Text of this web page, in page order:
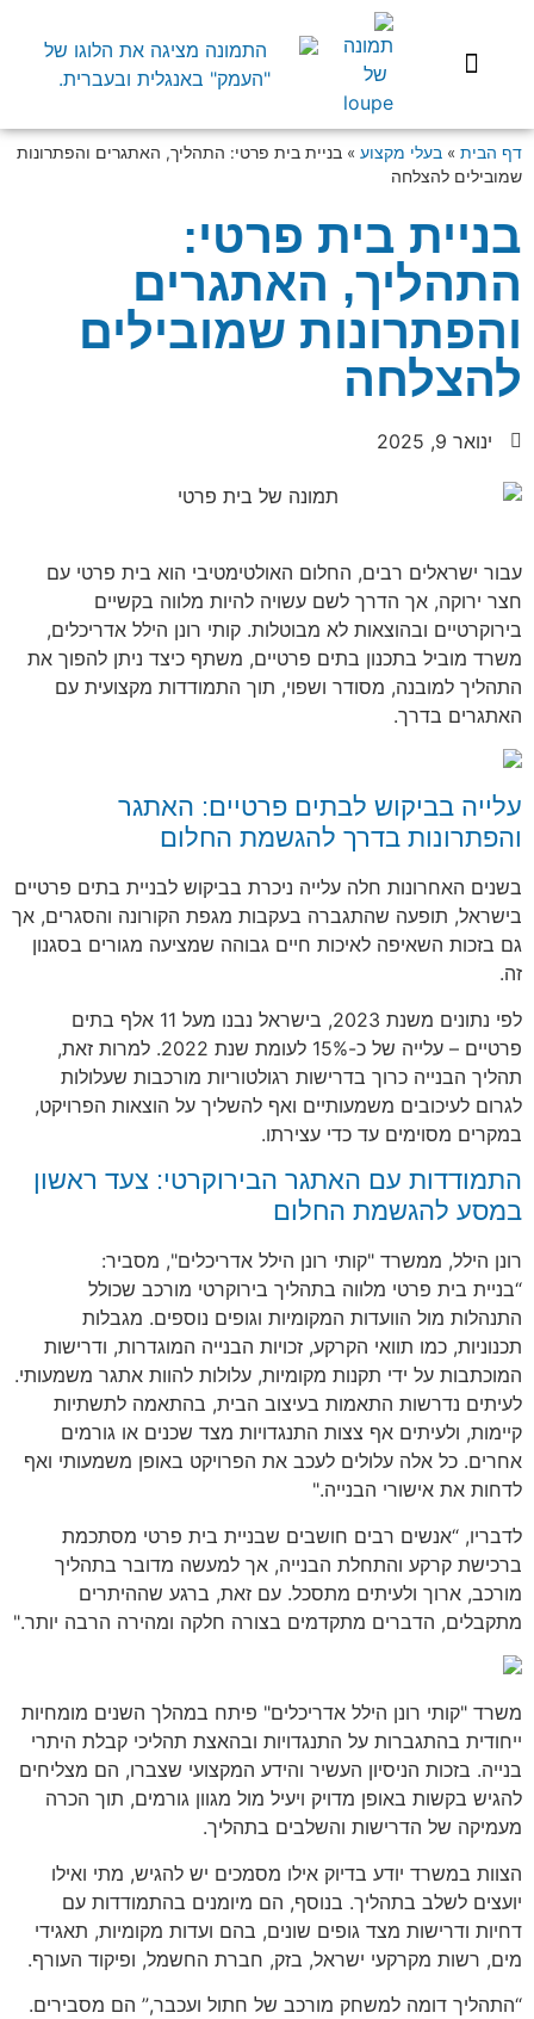
דף הבית » בעלי מקצוע » בניית בית פרטי: התהליך, האתגרים והפתרונות
שמובילים להצלחה
בניית בית פרטי:
התהליך, האתגרים
והפתרונות שמובילים
להצלחה
ינואר 9, 2025
עבור ישראלים רבים, החלום האולטימטיבי הוא בית פרטי עם
חצר ירוקה, אך הדרך לשם עשויה להיות מלווה בקשיים
בירוקרטיים ובהוצאות לא מבוטלות. קותי רונן הילל אדריכלים,
משרד מוביל בתכנון בתים פרטיים, משתף כיצד ניתן להפוך את
התהליך למובנה, מסודר ושפוי, תוך התמודדות מקצועית עם
האתגרים בדרך.
עלייה בביקוש לבתים פרטיים: האתגר
והפתרונות בדרך להגשמת החלום
בשנים האחרונות חלה עלייה ניכרת בביקוש לבניית בתים פרטיים
בישראל, תופעה שהתגברה בעקבות מגפת הקורונה והסגרים, אך
גם בזכות השאיפה לאיכות חיים גבוהה שמציעה מגורים בסגנון
זה.
לפי נתונים משנת 2023, בישראל נבנו מעל 11 אלף בתים
פרטיים – עלייה של כ-15% לעומת שנת 2022. למרות זאת,
תהליך הבנייה כרוך בדרישות רגולטוריות מורכבות שעלולות
לגרום לעיכובים משמעותיים ואף להשליך על הוצאות הפרויקט,
במקרים מסוימים עד כדי עצירתו.
התמודדות עם האתגר הבירוקרטי: צעד ראשון
במסע להגשמת החלום
רונן הילל, ממשרד "קותי רונן הילל אדריכלים", מסביר:
“בניית בית פרטי מלווה בתהליך בירוקרטי מורכב שכולל
התנהלות מול הוועדות המקומיות וגופים נוספים. מגבלות
תכנוניות, כמו תוואי הקרקע, זכויות הבנייה המוגדרות, ודרישות
המוכתבות על ידי תקנות מקומיות, עלולות להוות אתגר משמעותי.
לעיתים נדרשות התאמות בעיצוב הבית, בהתאמה לתשתיות
קיימות, ולעיתים אף צצות התנגדויות מצד שכנים או גורמים
אחרים. כל אלה עלולים לעכב את הפרויקט באופן משמעותי ואף
לדחות את אישורי הבנייה."
לדבריו, “אנשים רבים חושבים שבניית בית פרטי מסתכמת
ברכישת קרקע והתחלת הבנייה, אך למעשה מדובר בתהליך
מורכב, ארוך ולעיתים מתסכל. עם זאת, ברגע שההיתרים
מתקבלים, הדברים מתקדמים בצורה חלקה ומהירה הרבה יותר."
משרד "קותי רונן הילל אדריכלים" פיתח במהלך השנים מומחיות
ייחודית בהתגברות על התנגדויות ובהאצת תהליכי קבלת היתרי
בנייה. בזכות הניסיון העשיר והידע המקצועי שצברו, הם מצליחים
להגיש בקשות באופן מדויק ויעיל מול מגוון גורמים, תוך הכרה
מעמיקה של הדרישות והשלבים בתהליך.
הצוות במשרד יודע בדיוק אילו מסמכים יש להגיש, מתי ואילו
יועצים לשלב בתהליך. בנוסף, הם מיומנים בהתמודדות עם
דחיות ודרישות מצד גופים שונים, בהם ועדות מקומיות, תאגידי
מים, רשות מקרקעי ישראל, בזק, חברת החשמל, ופיקוד העורף.
“התהליך דומה למשחק מורכב של חתול ועכבר,” הם מסבירים.